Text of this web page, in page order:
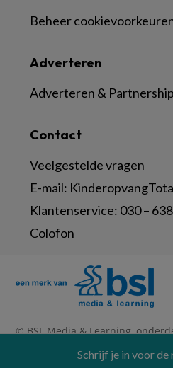
Contact
Veelgestelde vragen
E-mail:
Klantenservice: 030 –
Colofon
Adverteren
Adverteren &
Beheer
© BSL Media & Learning,
Schrijf je in voor
Nieuwsbrief